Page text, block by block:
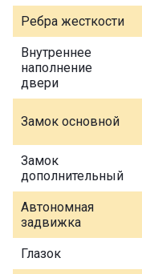
Ребра жесткости
Внутреннее
наполнение
двери
Замок основной
Замок
дополнительный
Автономная
задвижка
Глазок